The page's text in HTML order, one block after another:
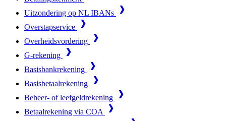
Uitzondering op NL IBANs
Overstapservice
Overheidsvordering
G-rekening
Basisbankrekening
Basisbetaalrekening
Beheer- of leefgeldrekening
Betaalrekening via COA